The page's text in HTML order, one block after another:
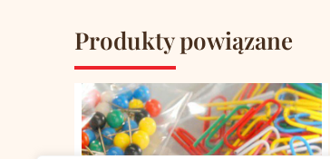
Produkty powiązane